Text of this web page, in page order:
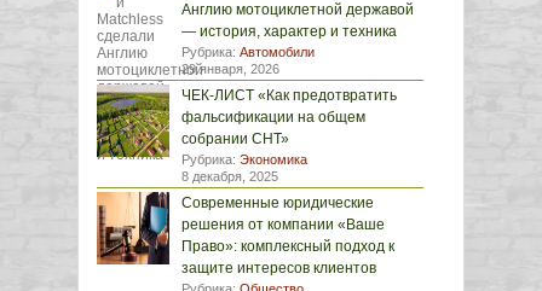
Англию мотоциклетной державой
— история, характер и техника
Рубрика: Автомобили
29 января, 2026
ЧЕК-ЛИСТ «Как предотвратить
фальсификации на общем
собрании СНТ»
Рубрика: Экономика
8 декабря, 2025
Современные юридические
решения от компании «Ваше
Право»: комплексный подход к
защите интересов клиентов